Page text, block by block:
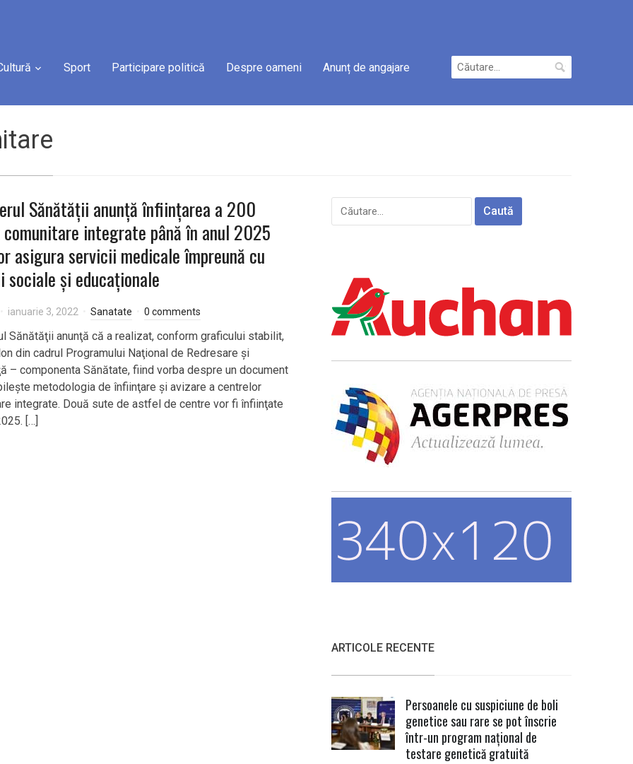
Sport Participare politică Despre oameni Anunț de angajare
Caută
după:
Sănătății anunță înființarea a 200
integrate până în anul 2025
asigura servicii medicale împreună cu
sociale și educaționale
ianuarie 3, 2022 Sanatate 0 comments
Sănătăţii anunţă că a realizat, conform graficului stabilit,
din cadrul Programului Naţional de Redresare şi
– componenta Sănătate, fiind vorba despre un document
metodologia de înfiinţare şi avizare a centrelor
integrate. Două sute de astfel de centre vor fi înfiinţate
[…]
Caută
după:
ARTICOLE RECENTE
Persoanele cu suspiciune de boli
genetice sau rare se pot înscrie
într-un program național de
testare genetică gratuită